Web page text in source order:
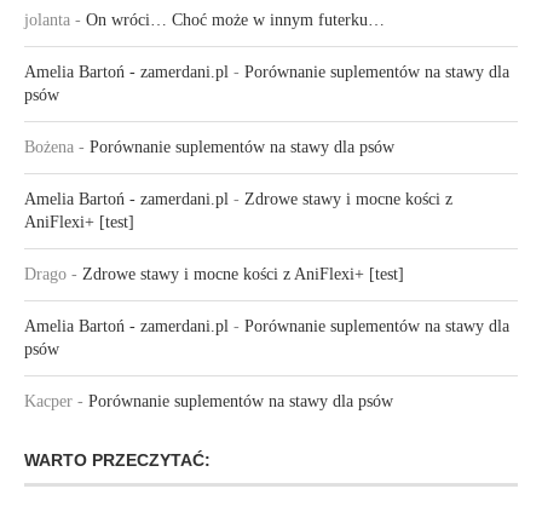
jolanta - On wróci… Choć może w innym futerku…
Amelia Bartoń - zamerdani.pl - Porównanie suplementów na stawy dla
psów
Bożena - Porównanie suplementów na stawy dla psów
Amelia Bartoń - zamerdani.pl - Zdrowe stawy i mocne kości z
AniFlexi+ [test]
Drago - Zdrowe stawy i mocne kości z AniFlexi+ [test]
Amelia Bartoń - zamerdani.pl - Porównanie suplementów na stawy dla
psów
Kacper - Porównanie suplementów na stawy dla psów
WARTO PRZECZYTAĆ: